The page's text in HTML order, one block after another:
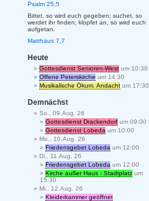
Psalm 25,5
Bittet, so wird euch gegeben; suchet, so
werdet ihr finden; klopfet an, so wird euch
aufgetan.
Matthäus 7,7
Heute
Gottesdienst Senioren-West um 10:30
Offene Peterskirche um 14:30
Musikalische Ökum. Andacht um 17:30
Demnächst
So., 09.Aug. 26
Gottesdienst Drackendorf um 09:00
Gottesdienst Lobeda um 10:00
Mo., 10.Aug. 26
Friedensgebet Lobeda um 12:00
Di., 11.Aug. 26
Friedensgebet Lobeda um 12:00
Kirche außer Haus - Stadtplatz um
15:30
Mi., 12.Aug. 26
Kleiderkammer geöffnet